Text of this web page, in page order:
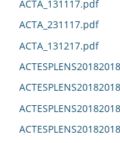
ACTA_131117.pdf
ACTA_231117.pdf
ACTA_131217.pdf